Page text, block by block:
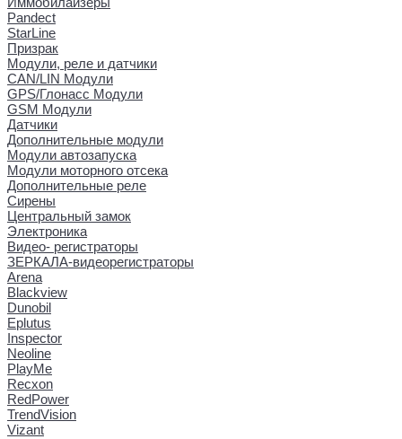
Pandect
StarLine
Призрак
Модули, реле и датчики
CAN/LIN Модули
GPS/Глонасс Модули
GSM Модули
Датчики
Дополнительные модули
Модули автозапуска
Модули моторного отсека
Дополнительные реле
Сирены
Центральный замок
Электроника
Видео- регистраторы
ЗЕРКАЛА-видеорегистраторы
Arena
Blackview
Dunobil
Eplutus
Inspector
Neoline
PlayMe
Recxon
RedPower
TrendVision
Vizant